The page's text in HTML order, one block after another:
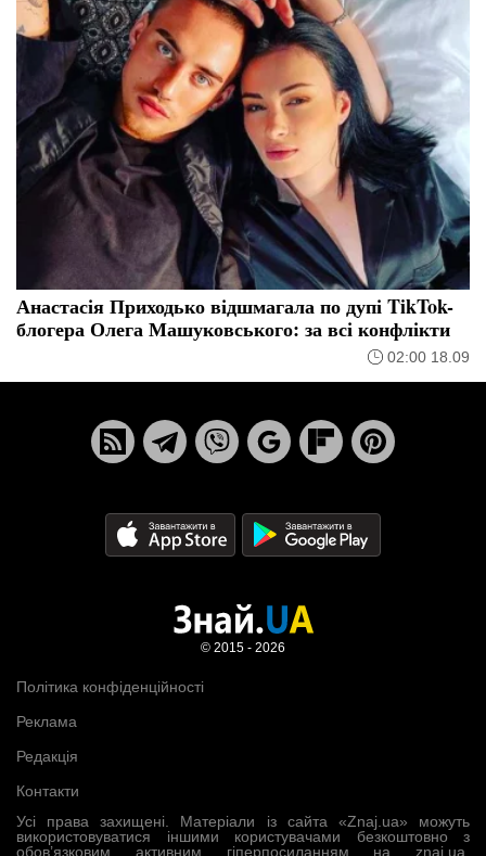
Анастасія Приходько відшмагала по дупі TikTok-
блогера Олега Машуковського: за всі конфлікти
02:00 18.09
Усі права захищені. Матеріали із сайта «Znaj.ua» можуть
використовуватися іншими користувачами безкоштовно з
обов’язковим активним гіперпосиланням на znaj.ua,
Політика конфіденційності
Реклама
Редакція
Контакти
© 2015 - 2026